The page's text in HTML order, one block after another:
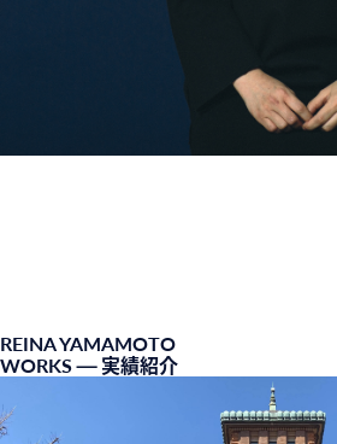
REINA YAMAMOTO
WORKS— 実績紹介